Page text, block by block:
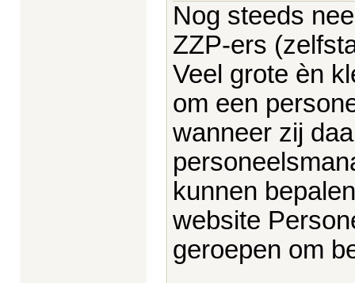
Nog steeds
ZZP-ers
Veel grote èn
om een
wanneer zij
kunnen
website
geroepen om